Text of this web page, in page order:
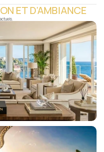
ET D’AMBIANCE